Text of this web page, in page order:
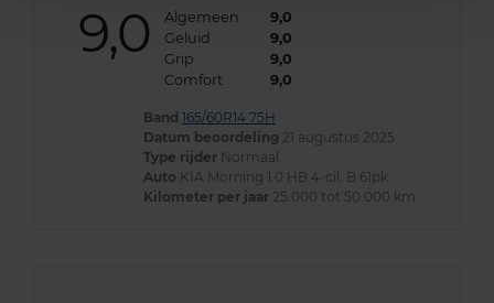
9,0 Algemeen
9,0
Geluid
9,0
Grip
9,0
Comfort
9,0
Band 165/60R14 75H
Datum beoordeling 21 augustus 2025
Type rijder Normaal
Auto KIA Morning 1.0 HB 4-cil. B 61pk
Kilometer per jaar 25.000 tot 50.000 km